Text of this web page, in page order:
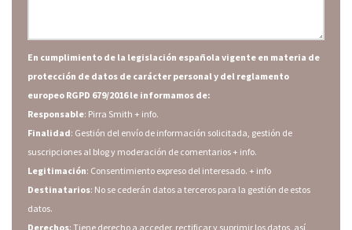
En cumplimiento de la legislación española vigente en materia de
protección de datos de carácter personal y del reglamento
europeo RGPD 679/2016 le informamos de:
Responsable: Pirra Smith + info.
Finalidad: Gestión del envío de información solicitada, gestión de
suscripciones al blog y moderación de comentarios+ info.
Legitimación: Consentimiento expreso del interesado. + info
Destinatarios: No se cederán datos a terceros para la gestión de estos
datos.
Derechos: Tiene derecho a acceder, rectificar y suprimir los datos, así